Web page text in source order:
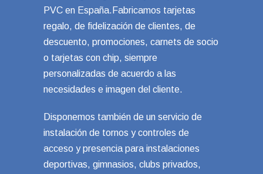
PVC en España.Fabricamos tarjetas
regalo, de fidelización de clientes, de
descuento, promociones, carnets de socio
o tarjetas con chip, siempre
personalizadas de acuerdo a las
necesidades e imagen del cliente.
Disponemos también de un servicio de
instalación de tornos y controles de
acceso y presencia para instalaciones
deportivas, gimnasios, clubs privados,